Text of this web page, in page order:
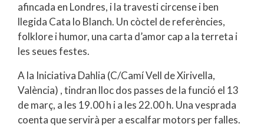
afincada en Londres, i la travesti circense i ben
llegida Cata lo Blanch. Un còctel de referències,
folklore i humor, una carta d’amor cap a la terreta i
les seues festes.
A la Iniciativa Dahlia (C/Camí Vell de Xirivella,
València) , tindran lloc dos passes de la funció el 13
de març, a les 19.00 h i a les 22.00 h. Una vesprada
coenta que servirà per a escalfar motors per falles.